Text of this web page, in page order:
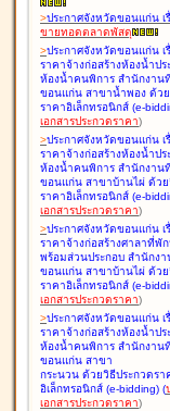
>ประกาศจังหวัดขอนแก่น เ
ขายทอดตลาดพัสดุ
>ประกาศจังหวัดขอนแก่น เ
ราคาจ้างก่อสร้างห้องน้ำป
ห้องน้ำคนพิการ สำนักงาน
ขอนแก่น สาขาน้ำพอง ด้วย
ราคาอิเล็กทรอนิกส์ (e-
เอกสารประกวดราคา)
>ประกาศจังหวัดขอนแก่น เ
ราคาจ้างก่อสร้างห้องน้ำป
ห้องน้ำคนพิการ สำนักงาน
ขอนแก่น สาขาบ้านไผ่ ด้วย
ราคาอิเล็กทรอนิกส์ (e-
เอกสารประกวดราคา)
>ประกาศจังหวัดขอนแก่น เ
ราคาจ้างก่อสร้างศาลาที่พั
พร้อมส่วนประกอบ สำนักง
ขอนแก่น สาขาบ้านไผ่ ด้วย
ราคาอิเล็กทรอนิกส์ (e-
เอกสารประกวดราคา)
>ประกาศจังหวัดขอนแก่น เ
ราคาจ้างก่อสร้างห้องน้ำป
ห้องน้ำคนพิการ สำนักงาน
ขอนแก่น สาขา
กระนวน ด้วยวิธีประกวดรา
อิเล็กทรอนิกส์ (e-bidding) (
เอกสารประกวดราคา)